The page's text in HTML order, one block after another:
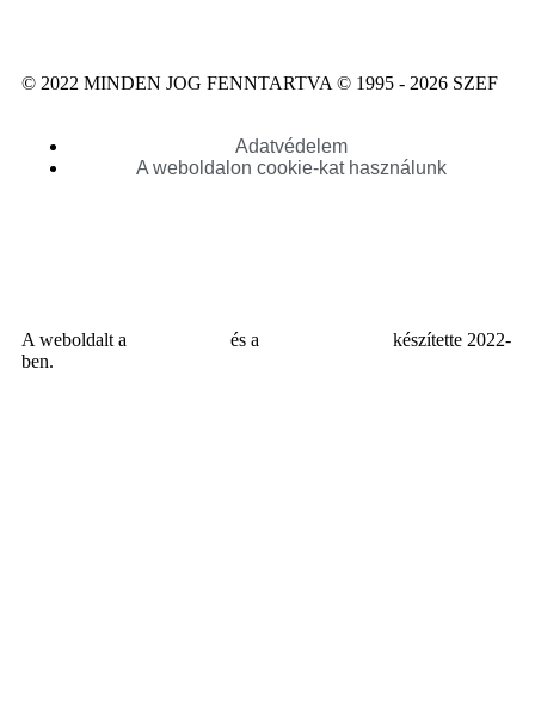
© 2022 MINDEN JOG FENNTARTVA © 1995 - 2026 SZEF
Adatvédelem
A weboldalon cookie-kat használunk
A weboldalt a és a
készítette 2022-
ben.